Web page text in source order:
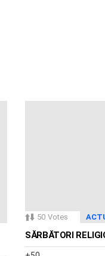
50 Votes
SĂRBĂTORI